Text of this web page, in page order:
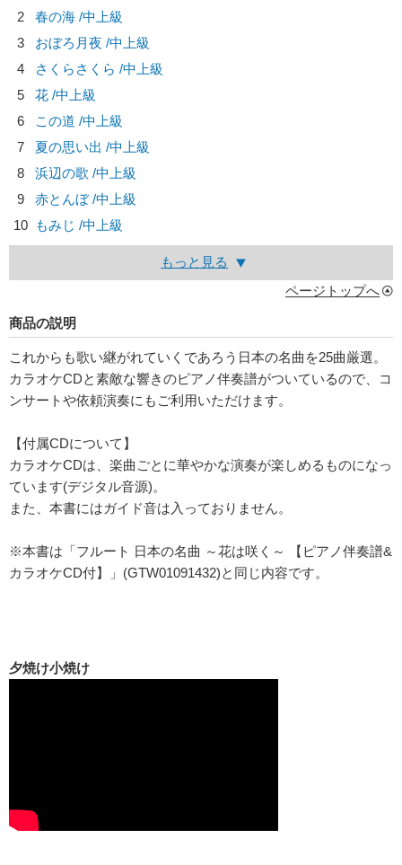
2
春の海 /中上級
3
おぼろ月夜 /中上級
4
さくらさくら /中上級
5
花 /中上級
6
この道 /中上級
7
夏の思い出 /中上級
8
浜辺の歌 /中上級
9
赤とんぼ /中上級
10 もみじ /中上級
もっと見る
ページトップへ
商品の説明
これからも歌い継がれていくであろう日本の名曲を25曲厳選。
カラオケCDと素敵な響きのピアノ伴奏譜がついているので、コ
ンサートや依頼演奏にもご利用いただけます。
【付属CDについて】
カラオケCDは、楽曲ごとに華やかな演奏が楽しめるものになっ
ています(デジタル音源)。
また、本書にはガイド音は入っておりません。
※本書は「フルート 日本の名曲 ～花は咲く～ 【ピアノ伴奏譜&
カラオケCD付】」(GTW01091432)と同じ内容です。
夕焼け小焼け